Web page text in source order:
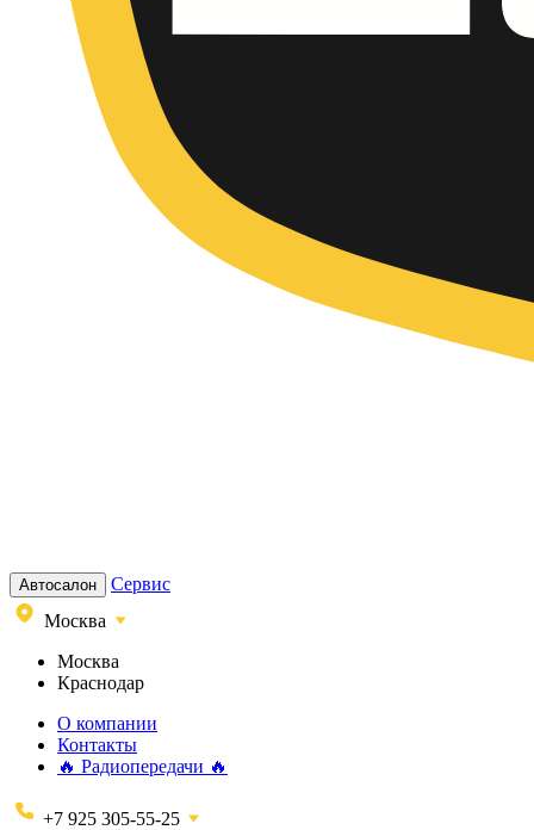
Автосалон
Сервис
Москва
Москва
Краснодар
О компании
Контакты
🔥 Радиопередачи 🔥
+7 925 305-55-25